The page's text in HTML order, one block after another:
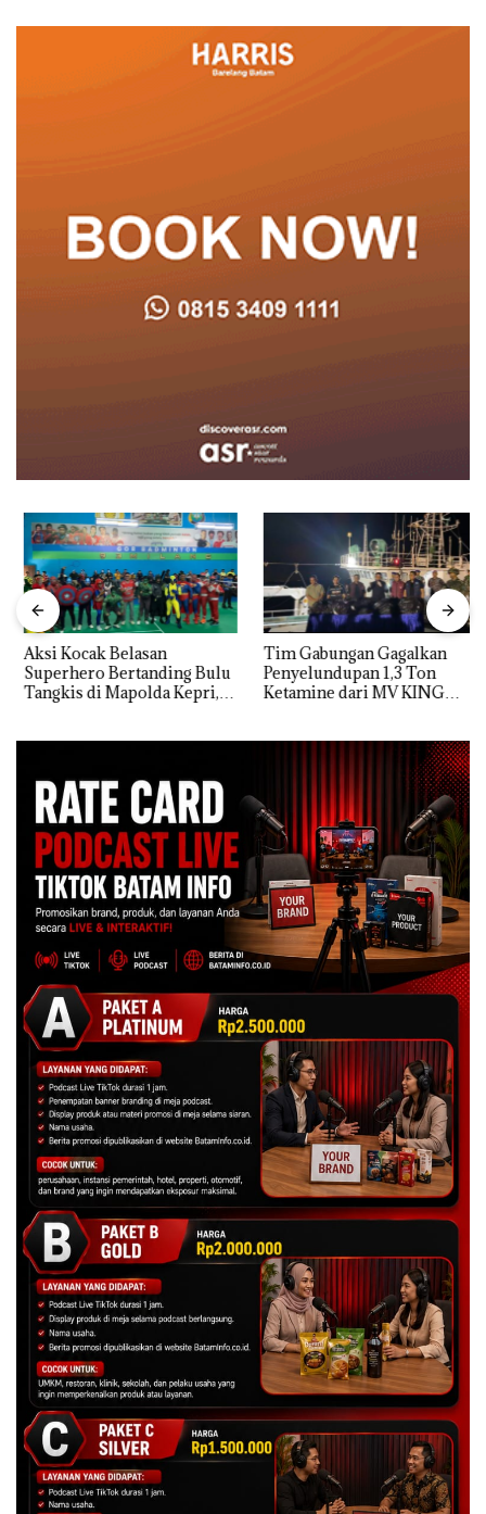
Aksi Kocak Belasan
Superhero Bertanding Bulu
Tangkis di Mapolda Kepri,
Tim Gabungan Gagalkan
Penyelundupan 1,3 Ton
Ketamine dari MV KING